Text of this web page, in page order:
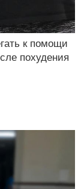
к помощи
похудения